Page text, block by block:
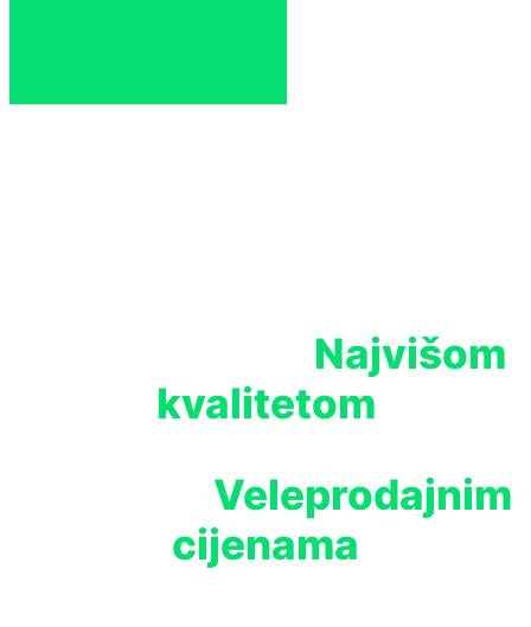
Najvišom
kvalitetom
Veleprodajnim
cijenama